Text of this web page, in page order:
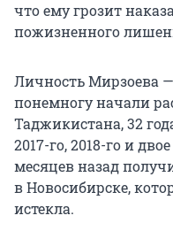
что ему грозит
пожизненного
Личность Мирзоева
понемногу начали
Таджикистана, 32
2017-го, 2018-го и
месяцев назад
в Новосибирске,
истекла.